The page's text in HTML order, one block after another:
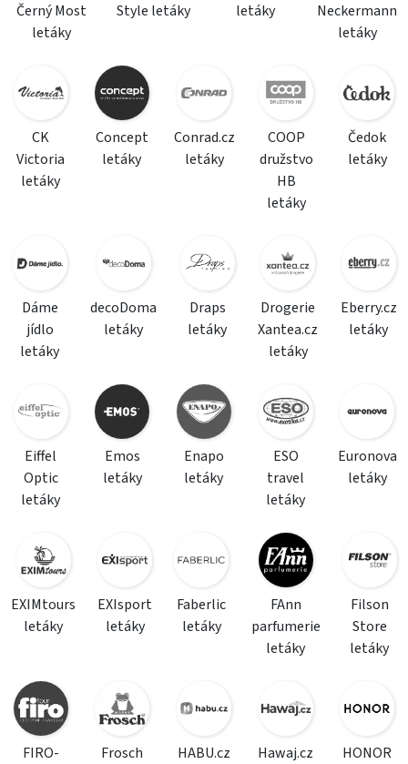
Černý Most
letáky
Style letáky letáky
Neckermann
letáky
CK
Victoria
letáky
Concept
letáky
Conrad.cz
letáky
COOP
družstvo
HB
letáky
Čedok
letáky
Dáme
jídlo
letáky
decoDoma
letáky
Draps
letáky
Drogerie
Xantea.cz
letáky
Eberry.cz
letáky
Eiffel
Optic
letáky
Emos
letáky
Enapo
letáky
ESO
travel
letáky
Euronova
letáky
EXIMtours
letáky
EXIsport
letáky
Faberlic
letáky
FAnn
parfumerie
letáky
Filson
Store
letáky
FIRO-
Frosch
HABU.cz
Hawaj.cz
HONOR